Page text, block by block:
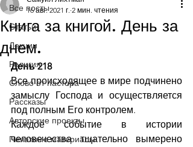
Все посты
Статьи
Лекции
Религия
Слово от пастора
Рассказы
Авторские проекты
Печатные материалы
Книга за книгой. День за
днем.
16 авг. 2021 г. 2 мин. чтения
День 218
Все происходящее в мире подчинено
замыслу Господа и осуществляется
под полным Его контролем.
Каждое событие в истории
человечества тщательно вымерено